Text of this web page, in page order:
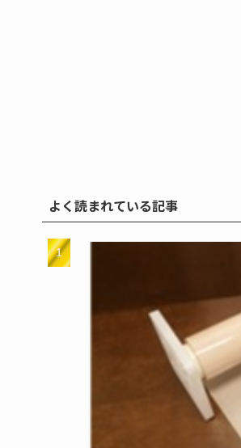
よく読まれている記事